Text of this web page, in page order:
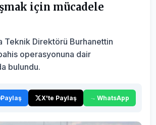
için mücadele
Teknik Direktörü Burhanettin
operasyonuna dair
bulundu.
Paylaş X'te Paylaş WhatsApp